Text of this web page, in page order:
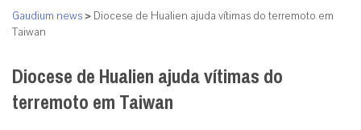
Gaudium news > Diocese de Hualien ajuda vítimas do terremoto em
Taiwan
Diocese de Hualien ajuda vítimas do
terremoto em Taiwan